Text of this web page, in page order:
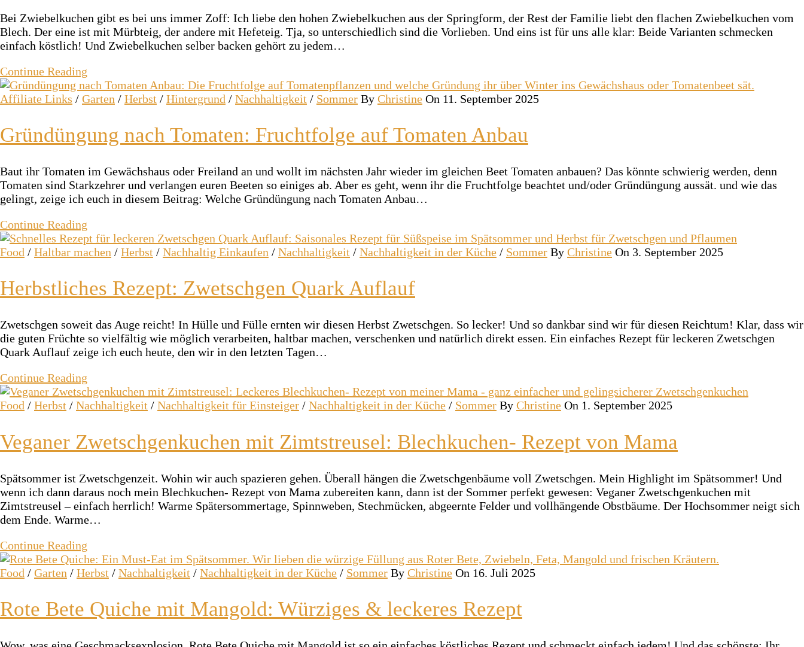
Bei Zwiebelkuchen gibt es bei uns immer Zoff: Ich liebe den hohen Zwiebelkuchen aus der Springform, der Rest der Familie liebt den flachen Zwiebelkuchen vom
Blech. Der eine ist mit Mürbteig, der andere mit Hefeteig. Tja, so unterschiedlich sind die Vorlieben. Und eins ist für uns alle klar: Beide Varianten schmecken
einfach köstlich! Und Zwiebelkuchen selber backen gehört zu jedem…
Continue Reading
Affiliate Links / Garten / Herbst / Hintergrund / Nachhaltigkeit / Sommer By Christine On 11. September 2025
Gründüngung nach Tomaten: Fruchtfolge auf Tomaten Anbau
Baut ihr Tomaten im Gewächshaus oder Freiland an und wollt im nächsten Jahr wieder im gleichen Beet Tomaten anbauen? Das könnte schwierig werden, denn
Tomaten sind Starkzehrer und verlangen euren Beeten so einiges ab. Aber es geht, wenn ihr die Fruchtfolge beachtet und/oder Gründüngung aussät. und wie das
gelingt, zeige ich euch in diesem Beitrag: Welche Gründüngung nach Tomaten Anbau…
Continue Reading
Food / Haltbar machen / Herbst / Nachhaltig Einkaufen / Nachhaltigkeit / Nachhaltigkeit in der Küche / Sommer By Christine On 3. September 2025
Herbstliches Rezept: Zwetschgen Quark Auflauf
Zwetschgen soweit das Auge reicht! In Hülle und Fülle ernten wir diesen Herbst Zwetschgen. So lecker! Und so dankbar sind wir für diesen Reichtum! Klar, dass wir
die guten Früchte so vielfältig wie möglich verarbeiten, haltbar machen, verschenken und natürlich direkt essen. Ein einfaches Rezept für leckeren Zwetschgen
Quark Auflauf zeige ich euch heute, den wir in den letzten Tagen…
Continue Reading
Food / Herbst / Nachhaltigkeit / Nachhaltigkeit für Einsteiger / Nachhaltigkeit in der Küche / Sommer By Christine On 1. September 2025
Veganer Zwetschgenkuchen mit Zimtstreusel: Blechkuchen- Rezept von Mama
Spätsommer ist Zwetschgenzeit. Wohin wir auch spazieren gehen. Überall hängen die Zwetschgenbäume voll Zwetschgen. Mein Highlight im Spätsommer! Und
wenn ich dann daraus noch mein Blechkuchen- Rezept von Mama zubereiten kann, dann ist der Sommer perfekt gewesen: Veganer Zwetschgenkuchen mit
Zimtstreusel – einfach herrlich! Warme Spätersommertage, Spinnweben, Stechmücken, abgeernte Felder und vollhängende Obstbäume. Der Hochsommer neigt sich
dem Ende. Warme…
Continue Reading
Food / Garten / Herbst / Nachhaltigkeit / Nachhaltigkeit in der Küche / Sommer By Christine On 16. Juli 2025
Rote Bete Quiche mit Mangold: Würziges & leckeres Rezept